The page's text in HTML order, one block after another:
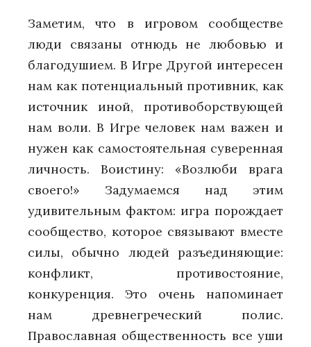
Заметим, что в игровом сообществе
люди связаны отнюдь не любовью и
благодушием. В Игре Другой интересен
нам как потенциальный противник, как
источник иной, противоборствующей
нам воли. В Игре человек нам важен и
нужен как самостоятельная суверенная
личность. Воистину: «Возлюби врага
своего!» Задумаемся над этим
удивительным фактом: игра порождает
сообщество, которое связывают вместе
силы, обычно людей разъединяющие:
конфликт, противостояние,
конкуренция. Это очень напоминает
нам древнегреческий полис.
Православная общественность все уши